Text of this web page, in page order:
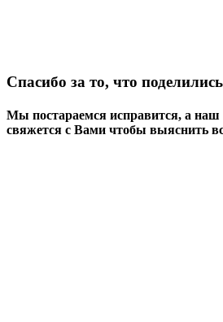
Спасибо за то, что
Мы постараемся исправится, а наш
свяжется с Вами чтобы выяснить